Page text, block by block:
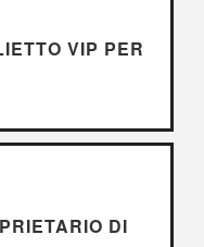
VIP PER
DI